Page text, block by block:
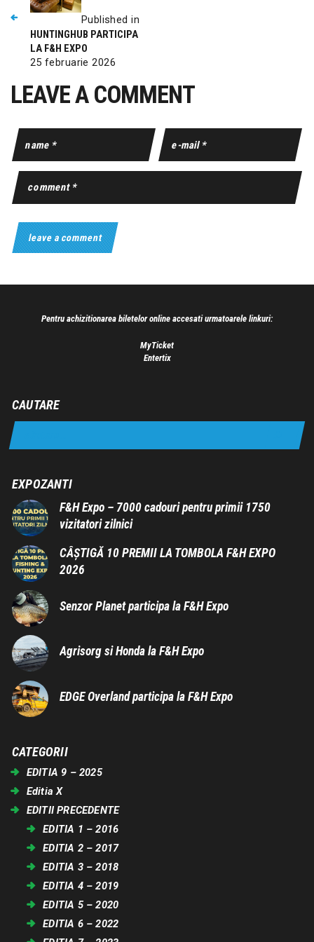
Published in
HUNTINGHUB PARTICIPA
LA F&H EXPO
25 februarie 2026
LEAVE A COMMENT
Pentru achizitionarea biletelor online accesati urmatoarele linkuri:
MyTicket
Entertix
CAUTARE
EXPOZANTI
F&H Expo – 7000 cadouri pentru primii 1750
vizitatori zilnici
CÂȘTIGĂ 10 PREMII LA TOMBOLA F&H EXPO
2026
Senzor Planet participa la F&H Expo
Agrisorg si Honda la F&H Expo
EDGE Overland participa la F&H Expo
CATEGORII
EDITIA 9 – 2025
Editia X
EDITII PRECEDENTE
EDITIA 1 – 2016
EDITIA 2 – 2017
EDITIA 3 – 2018
EDITIA 4 – 2019
EDITIA 5 – 2020
EDITIA 6 – 2022